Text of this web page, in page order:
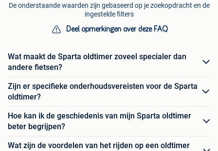
De onderstaande waarden zijn gebaseerd op je zoekopdracht en de
ingestelde filters
Deel opmerkingen over deze FAQ
Wat maakt de Sparta oldtimer zoveel specialer dan
andere fietsen?
Zijn er specifieke onderhoudsvereisten voor de Sparta
oldtimer?
Hoe kan ik de geschiedenis van mijn Sparta oldtimer
beter begrijpen?
Wat zijn de voordelen van het rijden op een oldtimer